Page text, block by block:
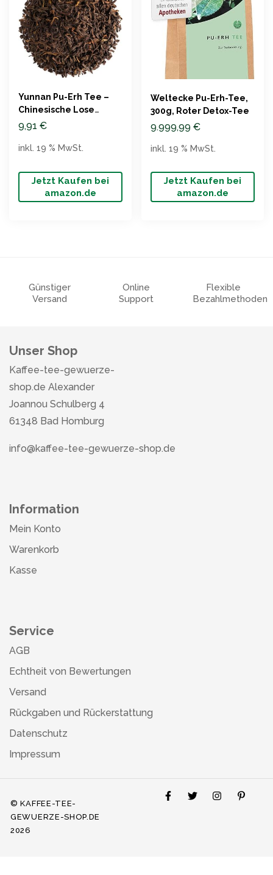
Yunnan Pu-Erh Tee –
Chinesische Lose
Blätter
9,91 €
Jetzt Kaufen bei
amazon.de
inkl. 19 % MwSt.
Weltecke Pu-Erh-Tee,
300g, Roter Detox-Tee
9.999,99 €
Jetzt Kaufen bei
amazon.de
inkl. 19 % MwSt.
Günstiger
Versand
Online
Support
Flexible
Bezahlmethoden
Unser Shop
Kaffee-tee-gewuerze-
shop.de Alexander
Joannou Schulberg 4
61348 Bad Homburg
info@kaffee-tee-gewuerze-shop.de
Information
Mein Konto
Warenkorb
Kasse
Service
AGB
Echtheit von Bewertungen
Versand
Rückgaben und Rückerstattung
Datenschutz
Impressum
© KAFFEE-TEE-
GEWUERZE-SHOP.DE
2026